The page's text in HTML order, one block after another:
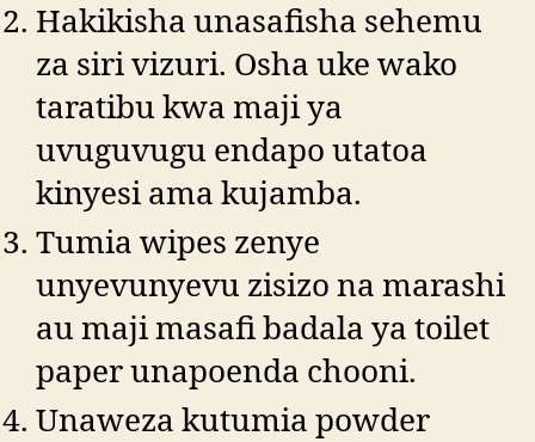
Hakikisha unasafisha sehemu
za siri vizuri. Osha uke wako
taratibu kwa maji ya
uvuguvugu endapo utatoa
kinyesi ama kujamba.
Tumia wipes zenye
unyevunyevu zisizo na marashi
au maji masafi badala ya toilet
paper unapoenda chooni.
Unaweza kutumia powder